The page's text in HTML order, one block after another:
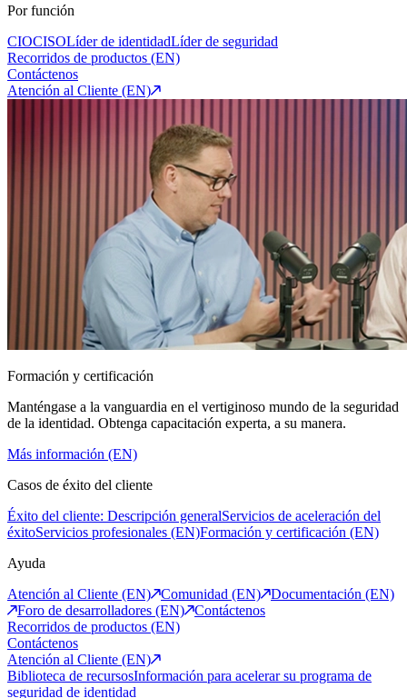
Por función
CIOCISOLíder de identidadLíder de seguridad
Recorridos de productos (EN)
Contáctenos
Atención al Cliente (EN)
Formación y certificación
Manténgase a la vanguardia en el vertiginoso mundo de la seguridad
de la identidad. Obtenga capacitación experta, a su manera.
Más información (EN)
Casos de éxito del cliente
Éxito del cliente: Descripción generalServicios de aceleración del
éxitoServicios profesionales (EN)Formación y certificación (EN)
Ayuda
Atención al Cliente (EN)
Comunidad (EN)
Documentación (EN)
Foro de desarrolladores (EN)
Contáctenos
Recorridos de productos (EN)
Contáctenos
Atención al Cliente (EN)
Biblioteca de recursosInformación para acelerar su programa de
seguridad de identidad